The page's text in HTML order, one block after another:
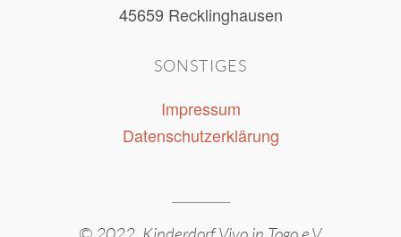
45659 Recklinghausen
SONSTIGES
Impressum
Datenschutzerklärung